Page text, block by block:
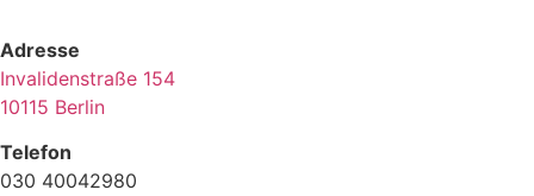
Adresse
Invalidenstraße 154
10115 Berlin
Telefon
030 40042980